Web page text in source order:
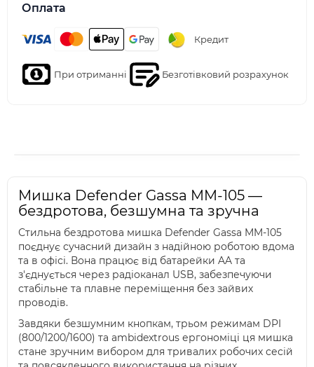
Оплата
Кредит
При отриманні Безготівковий розрахунок
Мишка Defender Gassa MM-105 —
бездротова, безшумна та зручна
Стильна бездротова мишка Defender Gassa MM-105
поєднує сучасний дизайн з надійною роботою вдома
та в офісі. Вона працює від батарейки AA та
з'єднується через радіоканал USB, забезпечуючи
стабільне та плавне переміщення без зайвих
проводів.
Завдяки безшумним кнопкам, трьом режимам DPI
(800/1200/1600) та ambidextrous ергономіці ця мишка
стане зручним вибором для тривалих робочих сесій